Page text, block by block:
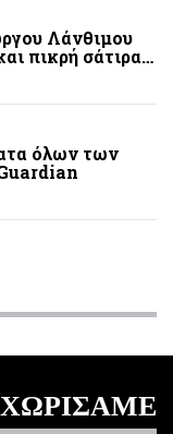
Λάνθιμου
πικρή σάτιρα…
όλων των